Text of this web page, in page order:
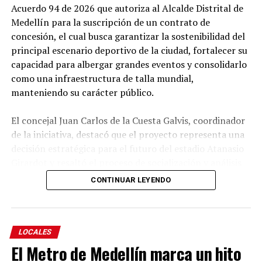
Protección Social para el Adulto Mayor (CPSAM) y
desarrollar actividades artísticas, recreativas y de
funcionalidad que promueven el bienestar, la
participación y el envejecimiento activo.
Educación
Acuerdo 94 de 2026 que autoriza al Alcalde Distrital de
Medellín para la suscripción de un contrato de
concesión, el cual busca garantizar la sostenibilidad del
principal escenario deportivo de la ciudad, fortalecer su
capacidad para albergar grandes eventos y consolidarlo
como una infraestructura de talla mundial,
manteniendo su carácter público.
El concejal Juan Carlos de la Cuesta Galvis, coordinador
de la iniciativa, destacó que el proyecto representa una
adelantado por el Concejo durante su estudio.
Explicó que el objetivo es autorizar al Alcalde para
modernizar, financiar, construir, operar, mantener y
aprovechar comercialmente el escenario deportivo,
CONTINUAR LEYENDO
LOCALES
El Metro de Medellín marca un hito